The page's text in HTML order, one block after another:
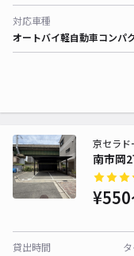
対応車種
オートバイ軽自動車コンパ
南市岡
京セラド
¥550
貸出時間